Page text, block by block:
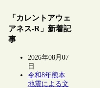
「カレントアウェ
アネス-R」新着記
事
2026年08月07
日
令和8年熊本
地震による文